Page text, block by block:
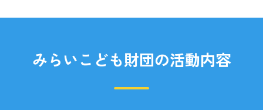
みらいこども財団の活動内容